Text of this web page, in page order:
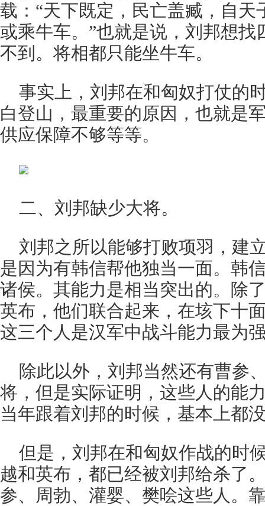
载：“天下既定，民亡盖臧，自天
或乘牛车。”也就是说，刘邦想找
不到。将相都只能坐牛车。
事实上，刘邦在和匈奴打仗的
白登山，最重要的原因，也就是
供应保障不够等等。
二、刘邦缺少大将。
刘邦之所以能够打败项羽，建
是因为有韩信帮他独当一面。韩
诸侯。其能力是相当突出的。除
英布，他们联合起来，在垓下十
这三个人是汉军中战斗能力最为
除此以外，刘邦当然还有曹参
将，但是实际证明，这些人的能
当年跟着刘邦的时候，基本上都
但是，刘邦在和匈奴作战的时
越和英布，都已经被刘邦给杀了
参、周勃、灌婴、樊哙这些人。